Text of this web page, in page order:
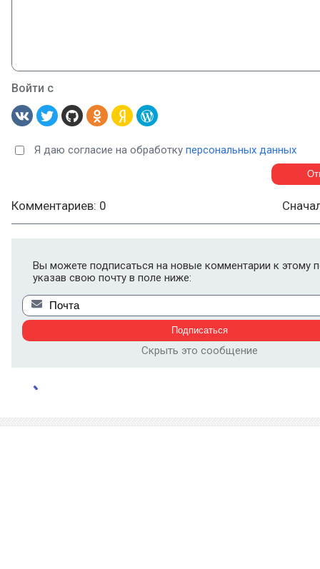
Войти с
Я даю согласие на обработку персональных данных
Комментариев: 0
Вы можете подписаться на новые комментарии к этому
указав свою почту в поле ниже:
Скрыть это сообщение